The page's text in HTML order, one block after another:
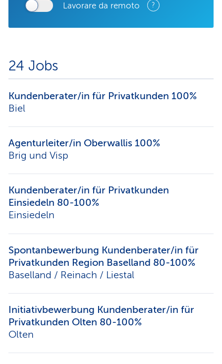
Lavorare da remoto ?
24 Jobs
Kundenberater/in für Privatkunden 100%
Biel
Agenturleiter/in Oberwallis 100%
Brig und Visp
Kundenberater/in für Privatkunden
Einsiedeln 80-100%
Einsiedeln
Spontanbewerbung Kundenberater/in für
Privatkunden Region Baselland 80-100%
Baselland / Reinach / Liestal
Initiativbewerbung Kundenberater/in für
Privatkunden Olten 80-100%
Olten